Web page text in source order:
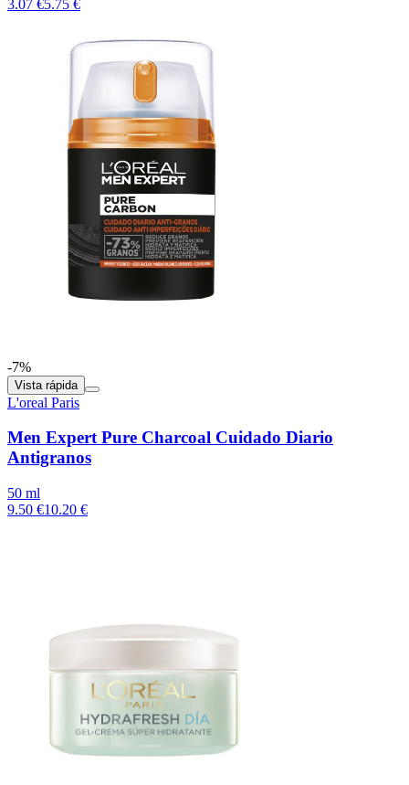
3.07 €5.75 €
-7%
Vista rápida
L'oreal Paris
Men Expert Pure Charcoal Cuidado Diario
Antigranos
50 ml
9.50 €10.20 €